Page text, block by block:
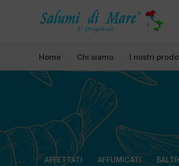
Home Chi siamo I nostri
AFFETTATI
AFFUMICATI